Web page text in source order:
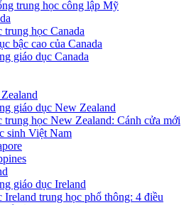
trung học công lập Mỹ
trung học Canada
bậc cao của Canada
giáo dục Canada
giáo dục New Zealand
trung học New Zealand: Cánh cửa mới
sinh Việt Nam
giáo dục Ireland
Ireland trung học phổ thông: 4 điều